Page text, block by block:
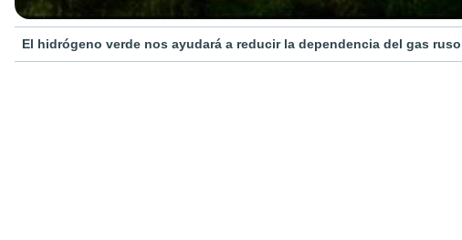
El hidrógeno verde nos ayudará a reducir la dependencia del gas ruso